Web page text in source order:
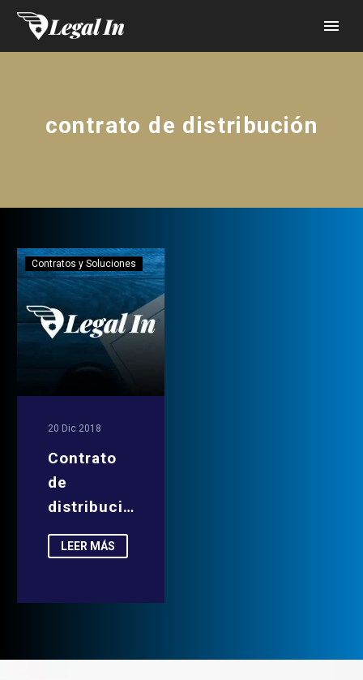
contrato de distribución
Contratos y Soluciones
20 Dic 2018
Contrato
de
distribución
LEER MÁS